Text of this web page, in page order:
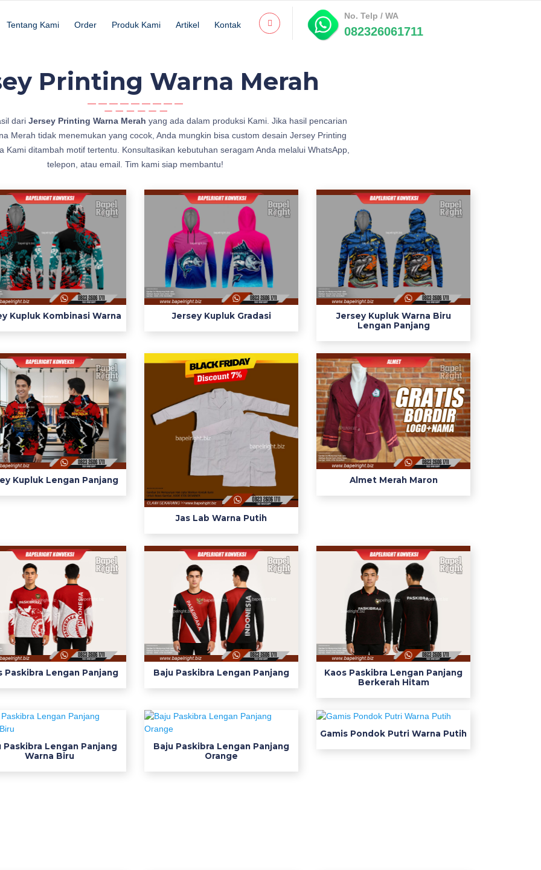
Tentang Kami Order Produk Kami Artikel Kontak
No. Telp / WA
082326061711
Printing Warna Merah
dari Jersey Printing Warna Merah yang ada dalam produksi Kami. Jika hasil pencarian
Merah tidak menemukan yang cocok, Anda mungkin bisa custom desain Jersey Printing
Kami ditambah motif tertentu. Konsultasikan kebutuhan seragam Anda melalui WhatsApp,
telepon, atau email. Tim kami siap membantu!
Kupluk Kombinasi Warna Jersey Kupluk Gradasi
Jersey Kupluk Warna Biru
Lengan Panjang
Kupluk Lengan Panjang
Jas Lab Warna Putih
Almet Merah Maron
Paskibra Lengan Panjang Baju Paskibra Lengan Panjang
Kaos Paskibra Lengan Panjang
Berkerah Hitam
Paskibra Lengan Panjang
Warna Biru
Baju Paskibra Lengan Panjang
Orange
Gamis Pondok Putri Warna Putih